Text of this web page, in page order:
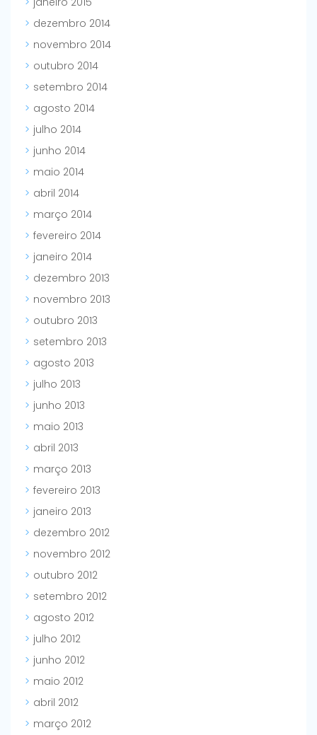
dezembro 2014
novembro 2014
outubro 2014
setembro 2014
agosto 2014
julho 2014
junho 2014
maio 2014
abril 2014
março 2014
fevereiro 2014
janeiro 2014
dezembro 2013
novembro 2013
outubro 2013
setembro 2013
agosto 2013
julho 2013
junho 2013
maio 2013
abril 2013
março 2013
fevereiro 2013
janeiro 2013
dezembro 2012
novembro 2012
outubro 2012
setembro 2012
agosto 2012
julho 2012
junho 2012
maio 2012
abril 2012
março 2012